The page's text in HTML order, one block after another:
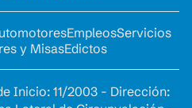
EmpleosServicios
y MisasEdictos
Inicio: 11/2003 - Dirección: